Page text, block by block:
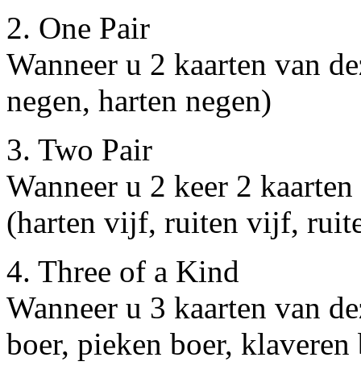
2. One Pair
Wanneer u 2 kaarten van
negen, harten negen)
3. Two Pair
Wanneer u 2 keer 2
(harten vijf, ruiten vijf,
4. Three of a Kind
Wanneer u 3 kaarten van
boer, pieken boer, klaveren